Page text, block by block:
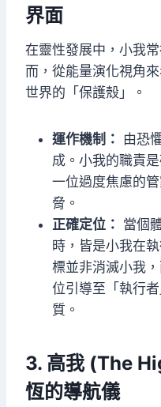
界面
在靈性發展中，小我
而，從能量演化視角
世界的「保護殼」。
運作機制：
由恐
成。小我的職責
一位過度焦慮的
脅。
正確定位： 當個
時，皆是小我在
標並非消滅小我
位引導至「執行
質。
3. 高我 (The
恆的導航儀